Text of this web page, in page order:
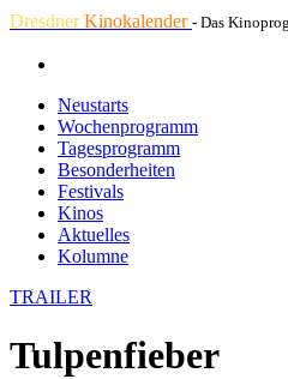
DresdnerKinokalender - Das
Neustarts
Wochenprogramm
Tagesprogramm
Besonderheiten
Festivals
Kinos
Aktuelles
Kolumne
TRAILER
Tulpenfieber